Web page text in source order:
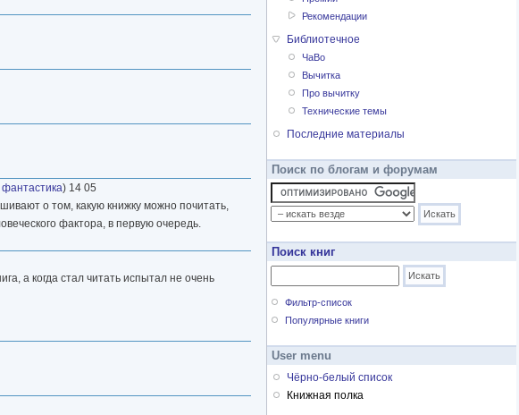
) 14 05
о том, какую книжку можно почитать,
фактора, в первую очередь.
а когда стал читать испытал не очень
Рекомендации
Библиотечное
ЧаВо
Вычитка
Про вычитку
Технические темы
Последние материалы
Поиск по блогам и форумам
Поиск книг
Фильтр-список
Популярные книги
User menu
Чёрно-белый список
Книжная полка